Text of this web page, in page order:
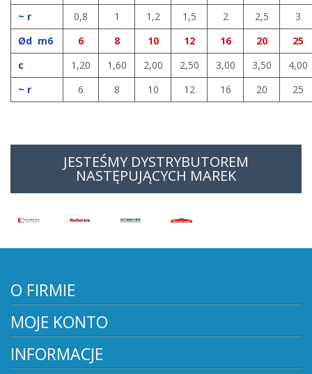
~ r
0,8 1 1,2 1,5 2 2,5
3
Ød m6
6 8 10 12 16 20
25
c
1,20 1,60 2,00 2,50 3,00 3,50
4,00
~ r
6 8 10 12 16 20 25
JESTEŚMY DYSTRYBUTOREM
NASTĘPUJĄCYCH MAREK
O FIRMIE
MOJE KONTO
INFORMACJE